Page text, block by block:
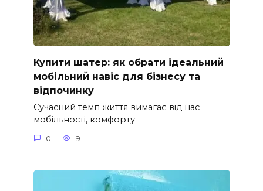
Купити шатер: як обрати ідеальний
мобільний навіс для бізнесу та
відпочинку
Сучасний темп життя вимагає від нас
мобільності, комфорту
0 9